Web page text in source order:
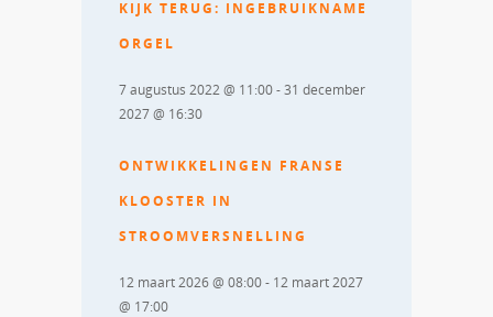
KIJK TERUG: INGEBRUIKNAME
ORGEL
7 augustus 2022 @ 11:00-31 december
2027 @ 16:30
ONTWIKKELINGEN FRANSE
KLOOSTER IN
STROOMVERSNELLING
12 maart 2026 @ 08:00- 12 maart 2027
@ 17:00